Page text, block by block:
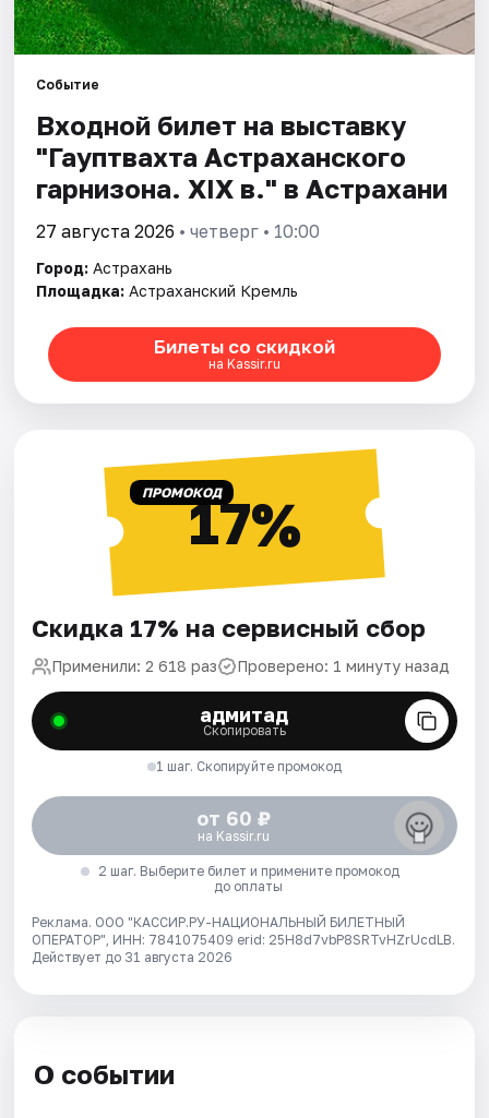
Событие
Входной билет на выставку
"Гауптвахта Астраханского
гарнизона. XIX в." в Астрахани
27 августа 2026 • четверг • 10:00
Город: Астрахань
Площадка: Астраханский Кремль
Билеты со скидкой
на Kassir.ru
ПРОМОКОД17%
Скидка 17% на сервисный сбор
Применили: 2 618 раз Проверено: 1 минуту назад
адмитад
Скопировать
1 шаг. Скопируйте промокод
от 60 ₽
на Kassir.ru
2 шаг. Выберите билет и примените промокод
до оплаты
Реклама. ООО "КАССИР.РУ-НАЦИОНАЛЬНЫЙ БИЛЕТНЫЙ
ОПЕРАТОР", ИНН: 7841075409 erid: 25H8d7vbP8SRTvHZrUcdLB.
Действует до 31 августа 2026
О событии